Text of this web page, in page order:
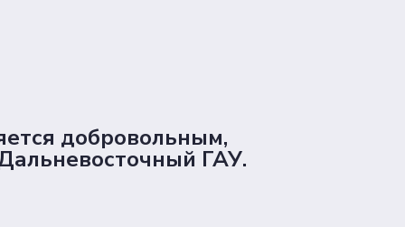
добровольным,
ГАУ.